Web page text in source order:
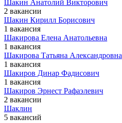
Шакин Анатолий Викторович
2 вакансии
Шакин Кирилл Борисович
1 вакансия
Шакирова Елена Анатольевна
1 вакансия
Шакирова Татьяна Александровна
1 вакансия
Шакиров Динар Фадисович
1 вакансия
Шакиров Эрнест Рафаэлевич
2 вакансии
Шаклин
5 вакансий